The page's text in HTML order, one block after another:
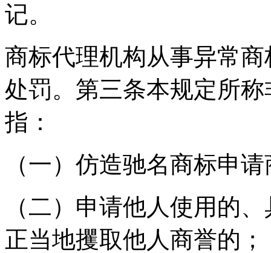
记。
商标代理机构从事异常
处罚。第三条本规定所
指：
（一）仿造驰名商标申
（二）申请他人使用的
正当地攫取他人商誉的；